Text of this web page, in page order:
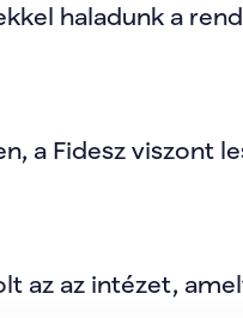
haladunk a
a Fidesz viszont
az az intézet,